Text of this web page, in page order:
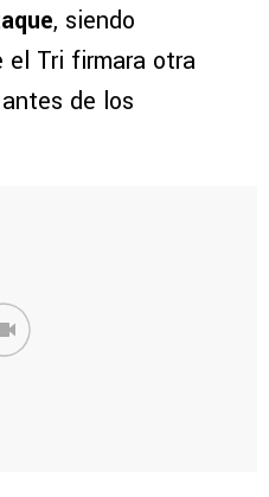
, siendo
el Tri firmara otra
de los